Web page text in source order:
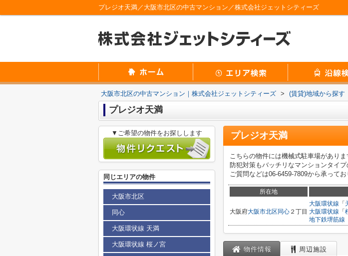
プレジオ天満／大阪市北区の中古マンション／株式会社ジェットシティーズ
大阪市北区の中古マンション｜株式会社ジェットシティーズ > (賃貸)地域から探す
プレジオ天満
プレジオ天満
こちらの物件には機械式駐車場があり
防犯対策もバッチリなマンションタイ
ご質問などは06-6459-7809から承って
所在地
大阪府大阪市北区 同心 ２丁目
大阪環状線 「
大阪環状線 「
地下鉄堺筋線
物件情報 周辺施設
▼ご希望の物件をお探しします
同じエリアの物件
大阪市北区
同心
大阪環状線 天満
大阪環状線 桜ノ宮